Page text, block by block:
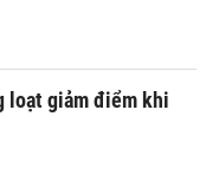
loạt giảm điểm khi